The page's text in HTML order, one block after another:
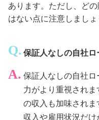
あります。ただし、ど
はない点に注意しましょ
保証人なしの自社
保証人なしの自社
力がより重視され
の収入も加味され
収入や雇用状況だ